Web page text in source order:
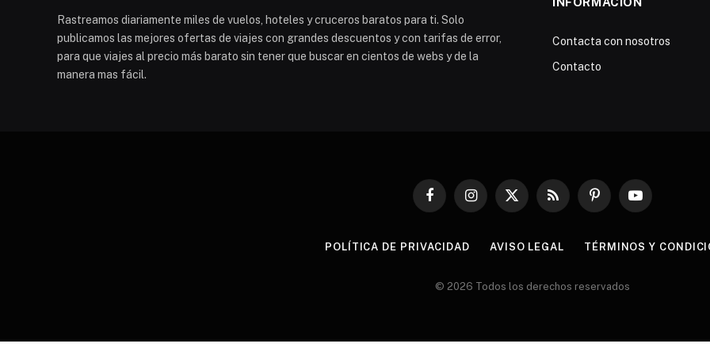
Rastreamos diariamente miles de vuelos, hoteles y cruceros baratos para ti. Solo
publicamos las mejores ofertas de viajes con grandes descuentos y con tarifas de error,
para que viajes al precio más barato sin tener que buscar en cientos de webs y de la
manera mas fácil.
Contacta con nosotros
Contacto
FacebookInstagram
X
RSS PinterestYouTube
POLÍTICA DE PRIVACIDAD AVISO LEGAL TÉRMINOS Y
© 2026 Todos los derechos reservados